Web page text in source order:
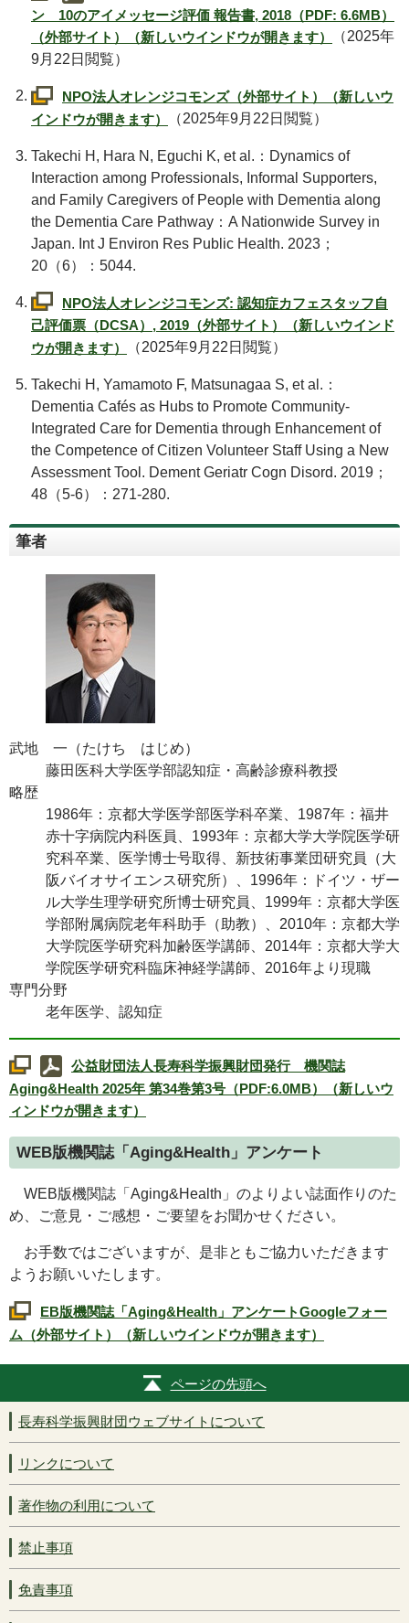
ン 10のアイメッセージ評価 報告書, 2018（PDF: 6.6MB）
（外部サイト）（新しいウインドウが開きます）
（2025年
9月22日閲覧）
NPO法人オレンジコモンズ（外部サイト）（新しいウ
インドウが開きます）
（2025年9月22日閲覧）
Takechi H, Hara N, Eguchi K, et al.：Dynamics of
Interaction among Professionals, Informal Supporters,
and Family Caregivers of People with Dementia along
the Dementia Care Pathway：A Nationwide Survey in
Japan. Int J Environ Res Public Health. 2023；
20（6）：5044.
NPO法人オレンジコモンズ: 認知症カフェスタッフ自
己評価票 （DCSA） , 2019（外部サイト）（新しいウインド
ウが開きます）
（2025年9月22日閲覧）
Takechi H, Yamamoto F, Matsunagaa S, et al.：
Dementia Cafés as Hubs to Promote Community-
Integrated Care for Dementia through Enhancement of
the Competence of Citizen Volunteer Staff Using a New
Assessment Tool. Dement Geriatr Cogn Disord. 2019；
48（5-6）：271-280.
筆者
武地 一（たけち はじめ）
藤田医科大学医学部認知症・高齢診療科教授
略歴
1986年：京都大学医学部医学科卒業、1987年：福井
赤十字病院内科医員、1993年：京都大学大学院医学研
究科卒業、医学博士号取得、新技術事業団研究員（大
阪バイオサイエンス研究所）、1996年：ドイツ・ザー
ル大学生理学研究所博士研究員、1999年：京都大学医
学部附属病院老年科助手（助教）、2010年：京都大学
大学院医学研究科加齢医学講師、2014年：京都大学大
学院医学研究科臨床神経学講師、2016年より現職
専門分野
老年医学、認知症
公益財団法人長寿科学振興財団発行 機関誌
Aging&Health 2025年 第34巻第3号（PDF:6.0MB）（新しいウ
ィンドウが開きます）
WEB版機関誌「 Aging&Health 」アンケート
WEB版機関誌「 Aging&Health 」のよりよい誌面作りのた
め、ご意見・ご感想・ご要望をお聞かせください。
お手数ではございますが、是非ともご協力いただきます
ようお願いいたします。
EB版機関誌「Aging&Health 」アンケートGoogleフォー
ム（外部サイト）（新しいウインドウが開きます）
ページの先頭へ
長寿科学振興財団ウェブサイトについて
リンクについて
著作物の利用について
禁止事項
免責事項